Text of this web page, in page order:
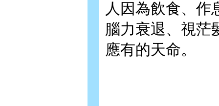
人因為飲食、作
腦力衰退、視茫
應有的天命。